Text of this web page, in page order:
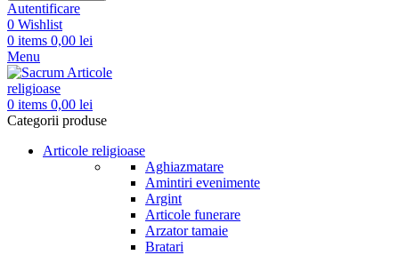
Autentificare
0 Wishlist
0 items 0,00 lei
Menu
0 items 0,00 lei
Categorii produse
Articole religioase
Aghiazmatare
Amintiri evenimente
Argint
Articole funerare
Arzator tamaie
Bratari